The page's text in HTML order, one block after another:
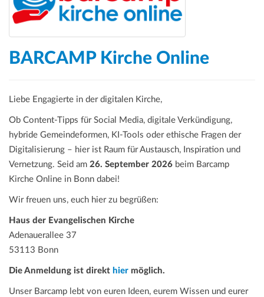
BARCAMP Kirche Online
Liebe Engagierte in der digitalen Kirche,
Ob Content-Tipps für Social Media, digitale Verkündigung,
hybride Gemeindeformen, KI-Tools oder ethische Fragen der
Digitalisierung – hier ist Raum für Austausch, Inspiration und
Vernetzung. Seid am 26. September 2026 beim Barcamp
Kirche Online in Bonn dabei!
Wir freuen uns, euch hier zu begrüßen:
Haus der Evangelischen Kirche
Adenauerallee 37
53113 Bonn
Die Anmeldung ist direkt hier möglich.
Unser Barcamp lebt von euren Ideen, eurem Wissen und eurer